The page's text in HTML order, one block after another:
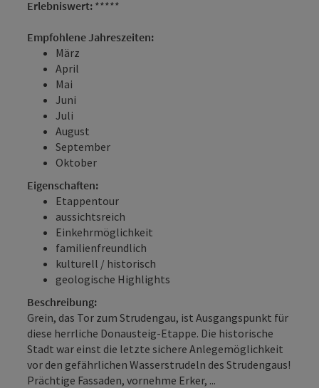
Erlebniswert: *****
Empfohlene Jahreszeiten:
März
April
Mai
Juni
Juli
August
September
Oktober
Eigenschaften:
Etappentour
aussichtsreich
Einkehrmöglichkeit
familienfreundlich
kulturell / historisch
geologische Highlights
Beschreibung:
Grein, das Tor zum Strudengau, ist Ausgangspunkt für
diese herrliche Donausteig-Etappe. Die historische
Stadt war einst die letzte sichere Anlegemöglichkeit
vor den gefährlichen Wasserstrudeln des Strudengaus!
Prächtige Fassaden, vornehme Erker, ...